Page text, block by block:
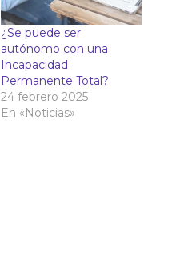
¿Se puede ser
autónomo con una
Incapacidad
Permanente Total?
24 febrero 2025
En «Noticias»